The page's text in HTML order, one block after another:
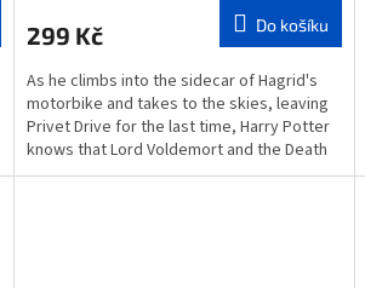
299 Kč Do košíku
As he climbs into the sidecar of Hagrid's
motorbike and takes to the skies, leaving
Privet Drive for the last time, Harry Potter
knows that Lord Voldemort and the Death
Eaters...